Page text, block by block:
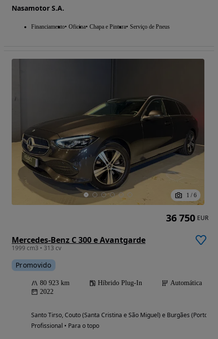
Nasamotor S.A.
Financiamento Oficina Chapa e Pintura Serviço de Pneus
1 / 6
Mercedes-Benz C 300 e Avantgarde
1999 cm3 • 313 cv
Promovido
80 923 km Híbrido Plug-In
Automática
2022
Santo Tirso, Couto (Santa Cristina e São Miguel) e Burgães (Porto)
Profissional • Para o topo
36 750 EUR